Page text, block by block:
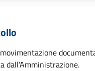
dall’Amministrazione.